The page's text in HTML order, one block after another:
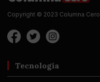
Copyright © 2023 Columna Cero
Tecnología